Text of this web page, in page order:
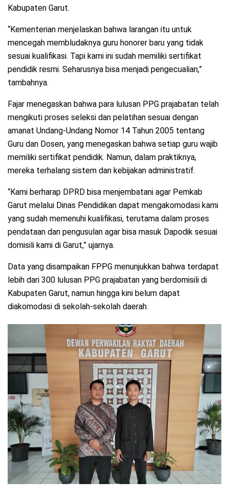
Kabupaten Garut.
“Kementerian menjelaskan bahwa larangan itu untuk
mencegah membludaknya guru honorer baru yang tidak
sesuai kualifikasi. Tapi kami ini sudah memiliki sertifikat
pendidik resmi. Seharusnya bisa menjadi pengecualian,”
tambahnya.
Fajar menegaskan bahwa para lulusan PPG prajabatan telah
mengikuti proses seleksi dan pelatihan sesuai dengan
amanat Undang-Undang Nomor 14 Tahun 2005 tentang
Guru dan Dosen, yang menegaskan bahwa setiap guru wajib
memiliki sertifikat pendidik. Namun, dalam praktiknya,
mereka terhalang sistem dan kebijakan administratif.
“Kami berharap DPRD bisa menjembatani agar Pemkab
Garut melalui Dinas Pendidikan dapat mengakomodasi kami
yang sudah memenuhi kualifikasi, terutama dalam proses
pendataan dan pengusulan agar bisa masuk Dapodik sesuai
domisili kami di Garut,” ujarnya.
Data yang disampaikan FPPG menunjukkan bahwa terdapat
lebih dari 300 lulusan PPG prajabatan yang berdomisili di
Kabupaten Garut, namun hingga kini belum dapat
diakomodasi di sekolah-sekolah daerah.